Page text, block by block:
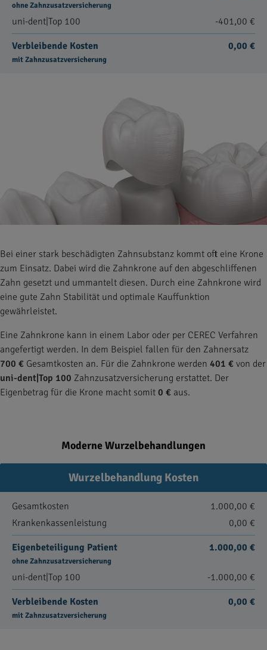
ohne Zahnzusatzversicherung
uni-dent|Top 100 -401,00 €
Verbleibende Kosten
mit Zahnzusatzversicherung
0,00 €
Bei einer stark beschädigten Zahnsubstanz kommt oft eine Krone
zum Einsatz. Dabei wird die Zahnkrone auf den abgeschliffenen
Zahn gesetzt und ummantelt diesen. Durch eine Zahnkrone wird
eine gute Zahn Stabilität und optimale Kauffunktion
gewährleistet.
Eine Zahnkrone kann in einem Labor oder per CEREC Verfahren
angefertigt werden. In dem Beispiel fallen für den Zahnersatz
700 € Gesamtkosten an. Für die Zahnkrone werden 401 € von der
uni-dent|Top 100 Zahnzusatzversicherung erstattet. Der
Eigenbetrag für die Krone macht somit 0 € aus.
Moderne Wurzelbehandlungen
Wurzelbehandlung Kosten
Gesamtkosten
1.000,00 €
Krankenkassenleistung
0,00 €
Eigenbeteiligung Patient
ohne Zahnzusatzversicherung
1.000,00 €
uni-dent|Top 100 -1.000,00 €
Verbleibende Kosten
mit Zahnzusatzversicherung
0,00 €